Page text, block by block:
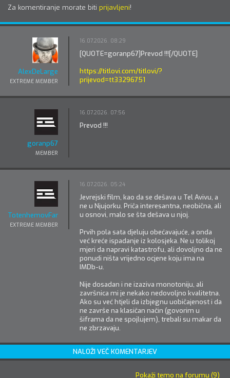
Za komentiranje morate biti prijavljeni!
AlexDeLarge
EXTREME MEMBER
16.07.2026. 08:29
[QUOTE=goranp67]Prevod !!![/QUOTE]
https://titlovi.com/titlovi/?
prijevod=tt33296751
goranp67
MEMBER
16.07.2026. 07:56
Prevod !!!
TotenhemovFanatik
EXTREME MEMBER
16.07.2026. 05:24
Jevrejski film, kao da se dešava u Tel Avivu, a
ne u Njujorku. Priča interesantna, neobična, ali
u osnovi, malo se šta dešava u njoj.
Prvih pola sata djeluju obećavajuće, a onda
već kreće ispadanje iz kolosjeka. Ne u tolikoj
mjeri da napravi katastrofu, ali dovoljno da ne
ponudi ništa vrijedno ocjene koju ima na
IMDb-u.
Nije dosadan i ne izaziva monotoniju, ali
završnica mi je nekako nedovoljno kvalitetna.
Ako su već htjeli da izbjegnu uobičajenost i da
ne završe na klasičan način (govorim u
šiframa da ne spojlujem), trebali su makar da
ne zbrzavaju.
NALOŽI VEČ KOMENTARJEV
Pokaži temo na forumu (9)